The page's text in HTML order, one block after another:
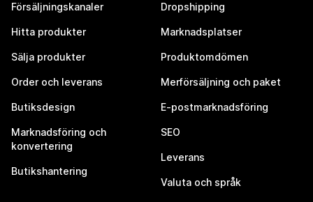
Försäljningskanaler
Hitta produkter
Sälja produkter
Order och leverans
Butiksdesign
Marknadsföring och
konvertering
Butikshantering
Dropshipping
Marknadsplatser
Produktomdömen
Merförsäljning och paket
E-postmarknadsföring
SEO
Leverans
Valuta och språk